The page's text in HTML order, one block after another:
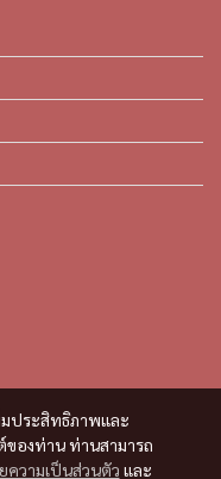
มประสิทธิภาพและ
ของท่าน ท่านสามารถ
ความเป็นส่วนตัว และ